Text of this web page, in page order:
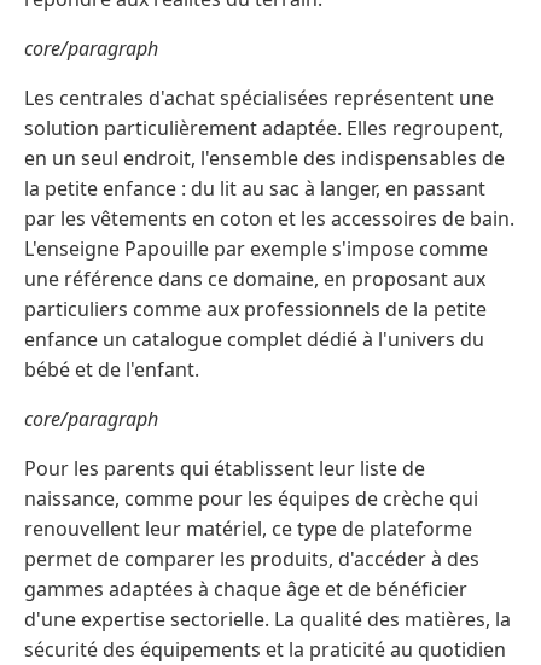
core/paragraph
Les centrales d'achat spécialisées représentent une
solution particulièrement adaptée. Elles regroupent,
en un seul endroit, l'ensemble des indispensables de
la petite enfance : du lit au sac à langer, en passant
par les vêtements en coton et les accessoires de bain.
L'enseigne Papouille par exemple s'impose comme
une référence dans ce domaine, en proposant aux
particuliers comme aux professionnels de la petite
enfance un catalogue complet dédié à l'univers du
bébé et de l'enfant.
core/paragraph
Pour les parents qui établissent leur liste de
naissance, comme pour les équipes de crèche qui
renouvellent leur matériel, ce type de plateforme
permet de comparer les produits, d'accéder à des
gammes adaptées à chaque âge et de bénéficier
d'une expertise sectorielle. La qualité des matières, la
sécurité des équipements et la praticité au quotidien